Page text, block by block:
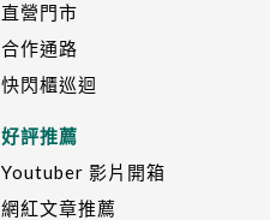
直營門市
合作通路
快閃櫃巡迴
好評推薦
Youtuber 影片開箱
網紅文章推薦